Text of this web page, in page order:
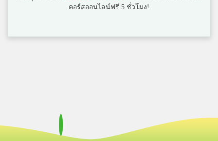
สาธิตมหาวิทยาลัยขอนแก่น วิทยาเขตหนองคาย
คอร์สออนไลน์ฟรี 5 ชั่วโมง!